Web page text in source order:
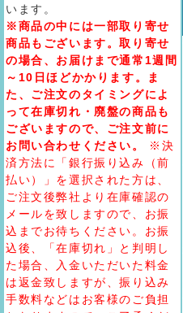
います。
※商品の中には一部取り寄せ
商品もございます。取り寄せ
の場合、お届けまで通常1週間
～10日ほどかかります。ま
た、ご注文のタイミングによ
って在庫切れ・廃盤の商品も
ございますので、ご注文前に
お問い合わせください。
※決
済方法に「銀行振り込み（前
払い）」を選択された方は、
ご注文後弊社より在庫確認の
メールを致しますので、お振
込までお待ちください。お振
込後、「在庫切れ」と判明し
た場合、入金いただいた料金
は返金致しますが、振り込み
手数料などはお客様のご負担